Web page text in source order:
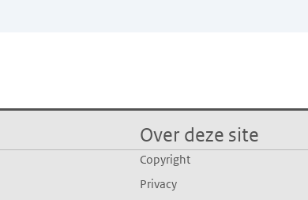
Over deze site
Copyright
Privacy